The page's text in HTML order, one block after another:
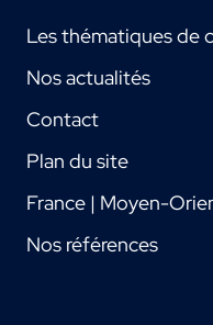
Les thématiques de
Nos actualités
Contact
Plan du site
France | Moyen-
Nos références